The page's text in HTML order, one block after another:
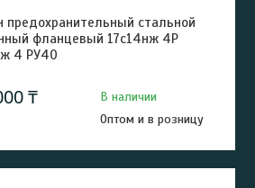
предохранительный стальной
фланцевый 17с14нж 4Р
4 РУ40
₸
В наличии
Оптом и в розницу